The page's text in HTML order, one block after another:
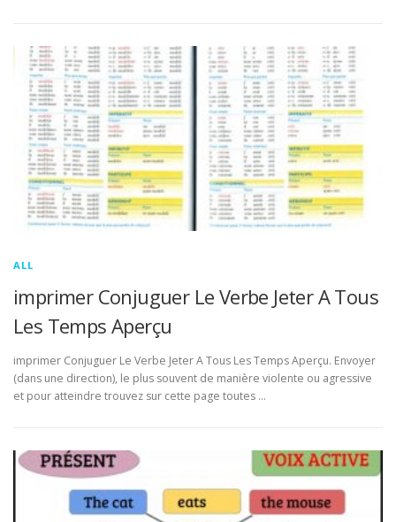
ALL
imprimer Conjuguer Le Verbe Jeter A Tous
Les Temps Aperçu
imprimer Conjuguer Le Verbe Jeter A Tous Les Temps Aperçu. Envoyer
(dans une direction), le plus souvent de manière violente ou agressive
et pour atteindre trouvez sur cette page toutes …